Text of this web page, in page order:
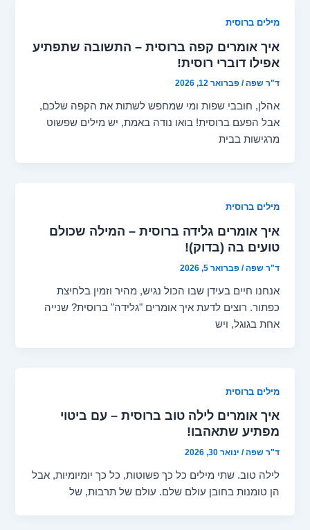
מילים ברוסית
איך אומרים קפה ברוסית – התשובה שתפתיע
אפילו דוברי רוסית!
ד"ר שפה/פברואר 12, 2026
אהלן, חובבי שפות ומי שמחפש לשתות את הקפה שלכם,
אבל הפעם ברוסית! בואו נודה באמת, יש מילים שפשוט
מרגישות בבית
מילים ברוסית
איך אומרים גלידה ברוסית – המילה שכולם
טועים בה (בדוק)!
ד"ר שפה/פברואר 5, 2026
אנחנו חיים בעידן שבו הכול נגיש, מהיר וזמין בלחיצת
כפתור. רוצים לדעת איך אומרים "גלידה" ברוסית? שנייה
אחת בגוגל, ויש
מילים ברוסית
איך אומרים לילה טוב ברוסית – עם ביטוי
מפתיע שתאהבו!
ד"ר שפה/ ינואר 30, 2026
לילה טוב. שתי מילים כל כך פשוטות, כל כך יומיומיות, אבל
הן טומנות בחובן עולם שלם. עולם של תרבות, של